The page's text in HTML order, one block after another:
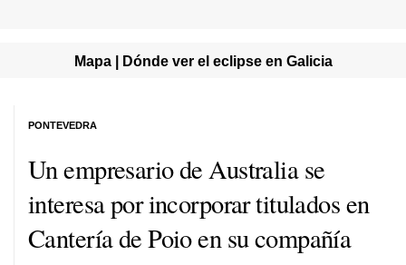
Mapa | Dónde ver el eclipse en Galicia
Un empresario de Australia se
interesa por incorporar titulados en
Cantería de Poio en su compañía
PONTEVEDRA